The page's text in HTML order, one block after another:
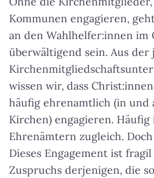
Kommunen engagieren,
an den Wahlhelfer:innen im
überwältigend sein. Aus der
wissen wir, dass
häufig ehrenamtlich (in und
Kirchen) engagieren.
Ehrenämtern zugleich.
Dieses Engagement ist
Zuspruchs derjenigen, die